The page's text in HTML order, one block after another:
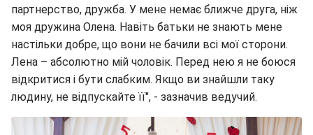
партнерство, дружба. У мене немає ближче друга, ніж
моя дружина Олена. Навіть батьки не знають мене
настільки добре, що вони не бачили всі мої сторони.
Лена – абсолютно мій чоловік. Перед нею я не боюся
відкритися і бути слабким. Якщо ви знайшли таку
людину, не відпускайте її", - зазначив ведучий.